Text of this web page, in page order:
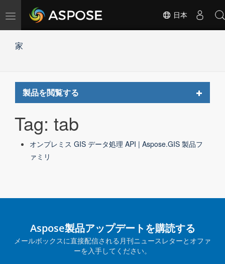
ナ
ー
替
日本
家
製品を閲覧する
Toggle
Tag: tab
オンプレミス GIS データ処理 API | Aspose.GIS 製品フ
ァミリ
Aspose製品アップデートを購読する
メールボックスに直接配信される月刊ニュースレターとオファ
ーを入手してください。